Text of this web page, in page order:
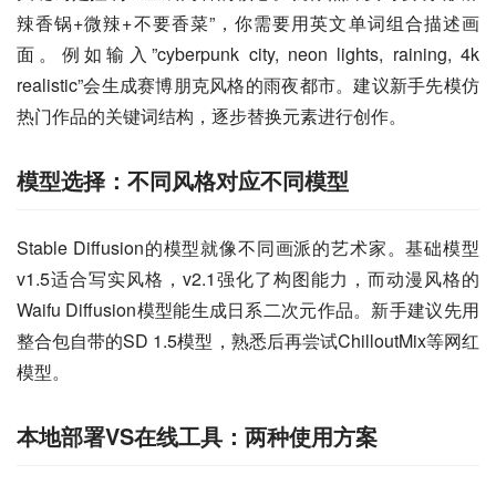
辣香锅+微辣+不要香菜”，你需要用英文单词组合描述画
面。例如输入”cyberpunk city, neon lights, raining, 4k
realistic”会生成赛博朋克风格的雨夜都市。建议新手先模仿
热门作品的关键词结构，逐步替换元素进行创作。
模型选择：不同风格对应不同模型
Stable Diffusion的模型就像不同画派的艺术家。基础模型
v1.5适合写实风格，v2.1强化了构图能力，而动漫风格的
Waifu Diffusion模型能生成日系二次元作品。新手建议先用
整合包自带的SD 1.5模型，熟悉后再尝试ChilloutMix等网红
模型。
本地部署VS在线工具：两种使用方案